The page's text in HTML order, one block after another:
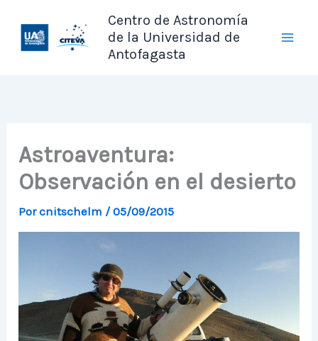
contenido
Centro de Astronomía
de la Universidad de
Antofagasta
Astroaventura:
Observación en el desierto
Porcnitschelm /05/09/2015